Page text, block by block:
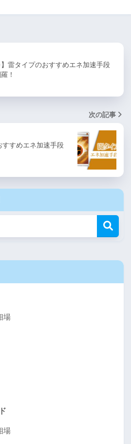
】雷タイプのおすすめエネ加速手段
！
次の記事
すすめエネ加速手段
場
場